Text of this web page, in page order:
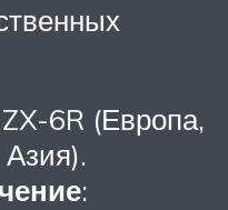
6R (Европа,
: